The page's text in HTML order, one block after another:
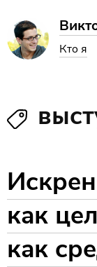
Кто я
как
как